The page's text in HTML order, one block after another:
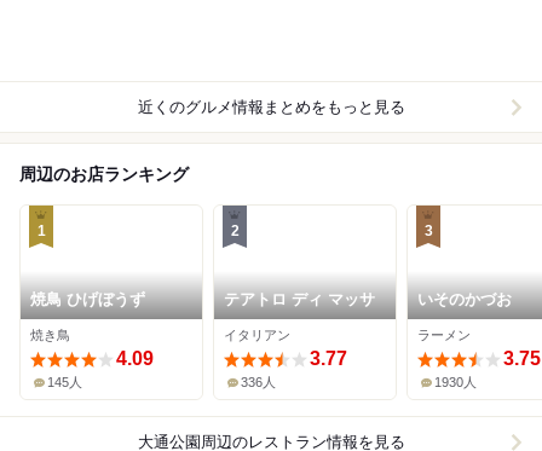
近くのグルメ情報まとめをもっと見る
周辺のお店ランキング
1
焼鳥 ひげぼうず
焼き鳥
4.09
145人
2
テアトロ ディ マッサ
イタリアン
3.77
336人
3
いそのかづお
ラーメン
3.75
1930人
大通公園周辺のレストラン情報を見る